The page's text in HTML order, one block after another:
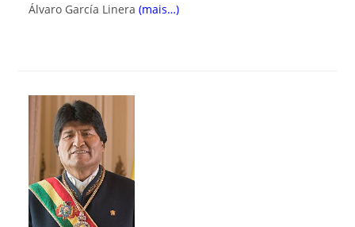
Álvaro García Linera (mais…)